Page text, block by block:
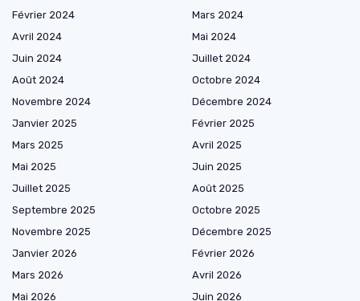
Février 2024
Mars 2024
Avril 2024
Mai 2024
Juin 2024
Juillet 2024
Août 2024
Octobre 2024
Novembre 2024
Décembre 2024
Janvier 2025
Février 2025
Mars 2025
Avril 2025
Mai 2025
Juin 2025
Juillet 2025
Août 2025
Septembre 2025
Octobre 2025
Novembre 2025
Décembre 2025
Janvier 2026
Février 2026
Mars 2026
Avril 2026
Mai 2026
Juin 2026